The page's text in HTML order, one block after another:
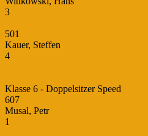
3
501
Kauer, Steffen
4
Klasse 6 - Doppelsitzer Speed
607
Musal, Petr
1